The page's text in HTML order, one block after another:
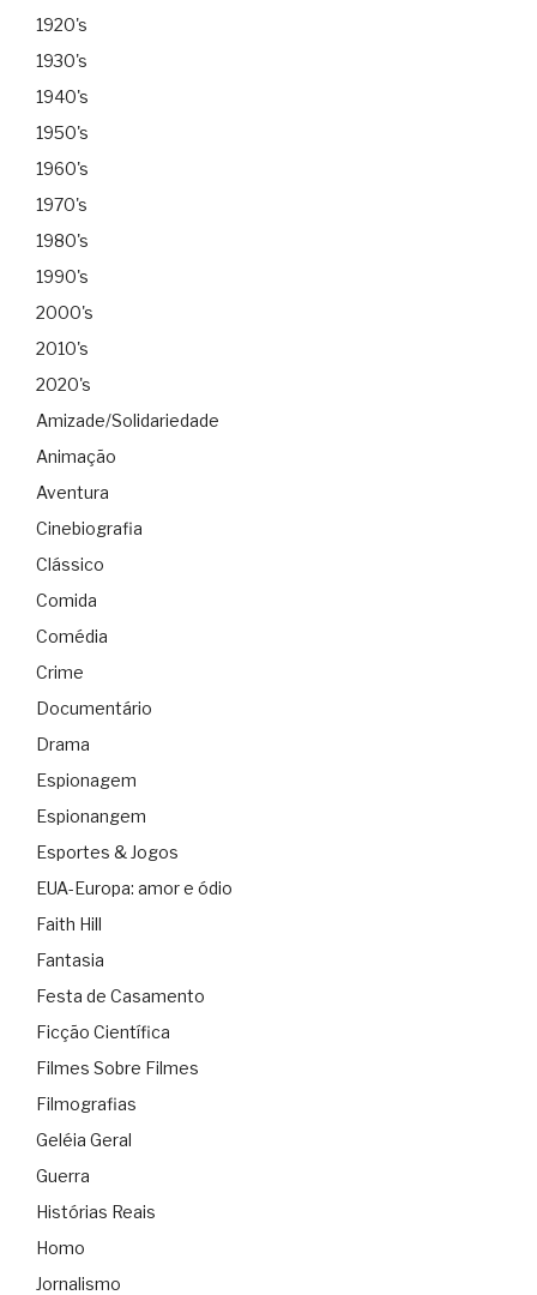
1920's
1930's
1940's
1950's
1960's
1970's
1980's
1990's
2000's
2010's
2020's
Amizade/Solidariedade
Animação
Aventura
Cinebiografia
Clássico
Comida
Comédia
Crime
Documentário
Drama
Espionagem
Espionangem
Esportes & Jogos
EUA-Europa: amor e ódio
Faith Hill
Fantasia
Festa de Casamento
Ficção Científica
Filmes Sobre Filmes
Filmografias
Geléia Geral
Guerra
Histórias Reais
Homo
Jornalismo